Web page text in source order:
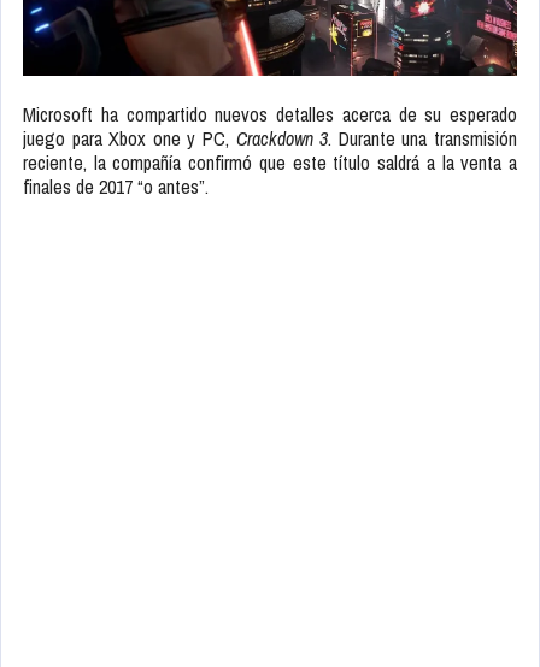
Microsoft ha compartido nuevos detalles acerca de su esperado
juego para Xbox one y PC, Crackdown 3. Durante una transmisión
reciente, la compañía confirmó que este título saldrá a la venta a
finales de 2017 “o antes”.